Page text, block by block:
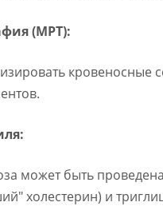
(МРТ):
кровеносные
может быть
холестерин) и